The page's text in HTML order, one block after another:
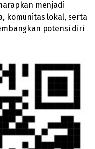
menjadi
komunitas lokal, serta
potensi diri